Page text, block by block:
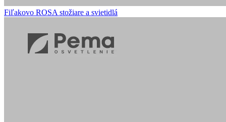
Fiľakovo ROSA stožiare a svietidlá